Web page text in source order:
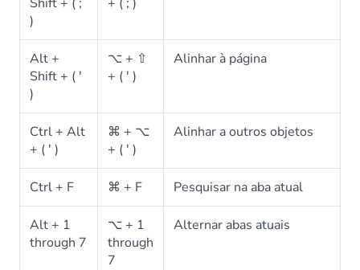
)
Alt +
Shift + ( '
)
⌥ + ⇧
+ ( ' )
Alinhar à página
Ctrl + Alt
+ ( ' )
⌘ + ⌥
+ ( ' )
Alinhar a outros objetos
Ctrl + F ⌘ + F Pesquisar na aba atual
Alt + 1
through 7
⌥ + 1
through
7
Alternar abas atuais